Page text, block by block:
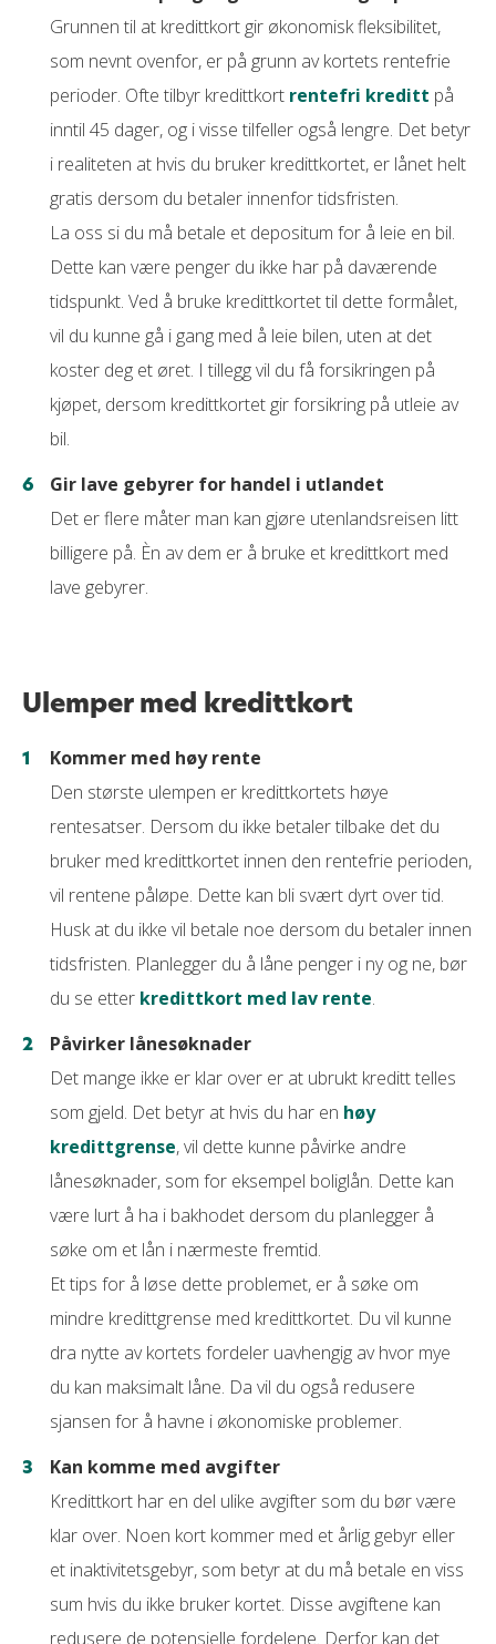
Grunnen til at kredittkort gir økonomisk fleksibilitet,
som nevnt ovenfor, er på grunn av kortets rentefrie
perioder. Ofte tilbyr kredittkort rentefri kreditt på
inntil 45 dager, og i visse tilfeller også lengre. Det betyr
i realiteten at hvis du bruker kredittkortet, er lånet helt
gratis dersom du betaler innenfor tidsfristen.
La oss si du må betale et depositum for å leie en bil.
Dette kan være penger du ikke har på daværende
tidspunkt. Ved å bruke kredittkortet til dette formålet,
vil du kunne gå i gang med å leie bilen, uten at det
koster deg et øret. I tillegg vil du få forsikringen på
kjøpet, dersom kredittkortet gir forsikring på utleie av
bil.
Gir lave gebyrer for handel i utlandet
Det er flere måter man kan gjøre utenlandsreisen litt
billigere på. Èn av dem er å bruke et kredittkort med
lave gebyrer.
Ulemper med kredittkort
Kommer med høy rente
Den største ulempen er kredittkortets høye
rentesatser. Dersom du ikke betaler tilbake det du
bruker med kredittkortet innen den rentefrie perioden,
vil rentene påløpe. Dette kan bli svært dyrt over tid.
Husk at du ikke vil betale noe dersom du betaler innen
tidsfristen. Planlegger du å låne penger i ny og ne, bør
du se etter kredittkort med lav rente.
Påvirker lånesøknader
Det mange ikke er klar over er at ubrukt kreditt telles
som gjeld. Det betyr at hvis du har en høy
kredittgrense, vil dette kunne påvirke andre
lånesøknader, som for eksempel boliglån. Dette kan
være lurt å ha i bakhodet dersom du planlegger å
søke om et lån i nærmeste fremtid.
Et tips for å løse dette problemet, er å søke om
mindre kredittgrense med kredittkortet. Du vil kunne
dra nytte av kortets fordeler uavhengig av hvor mye
du kan maksimalt låne. Da vil du også redusere
sjansen for å havne i økonomiske problemer.
Kan komme med avgifter
Kredittkort har en del ulike avgifter som du bør være
klar over. Noen kort kommer med et årlig gebyr eller
et inaktivitetsgebyr, som betyr at du må betale en viss
sum hvis du ikke bruker kortet. Disse avgiftene kan
redusere de potensielle fordelene. Derfor kan det